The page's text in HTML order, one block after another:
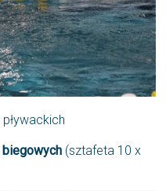
(sztafeta 10 x